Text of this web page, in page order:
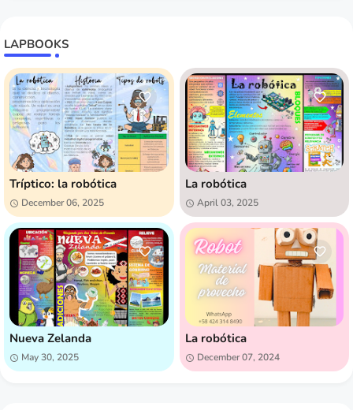
LAPBOOKS
Tríptico: la robótica
December 06, 2025
La robótica
April 03, 2025
Nueva Zelanda
May 30, 2025
La robótica
December 07, 2024